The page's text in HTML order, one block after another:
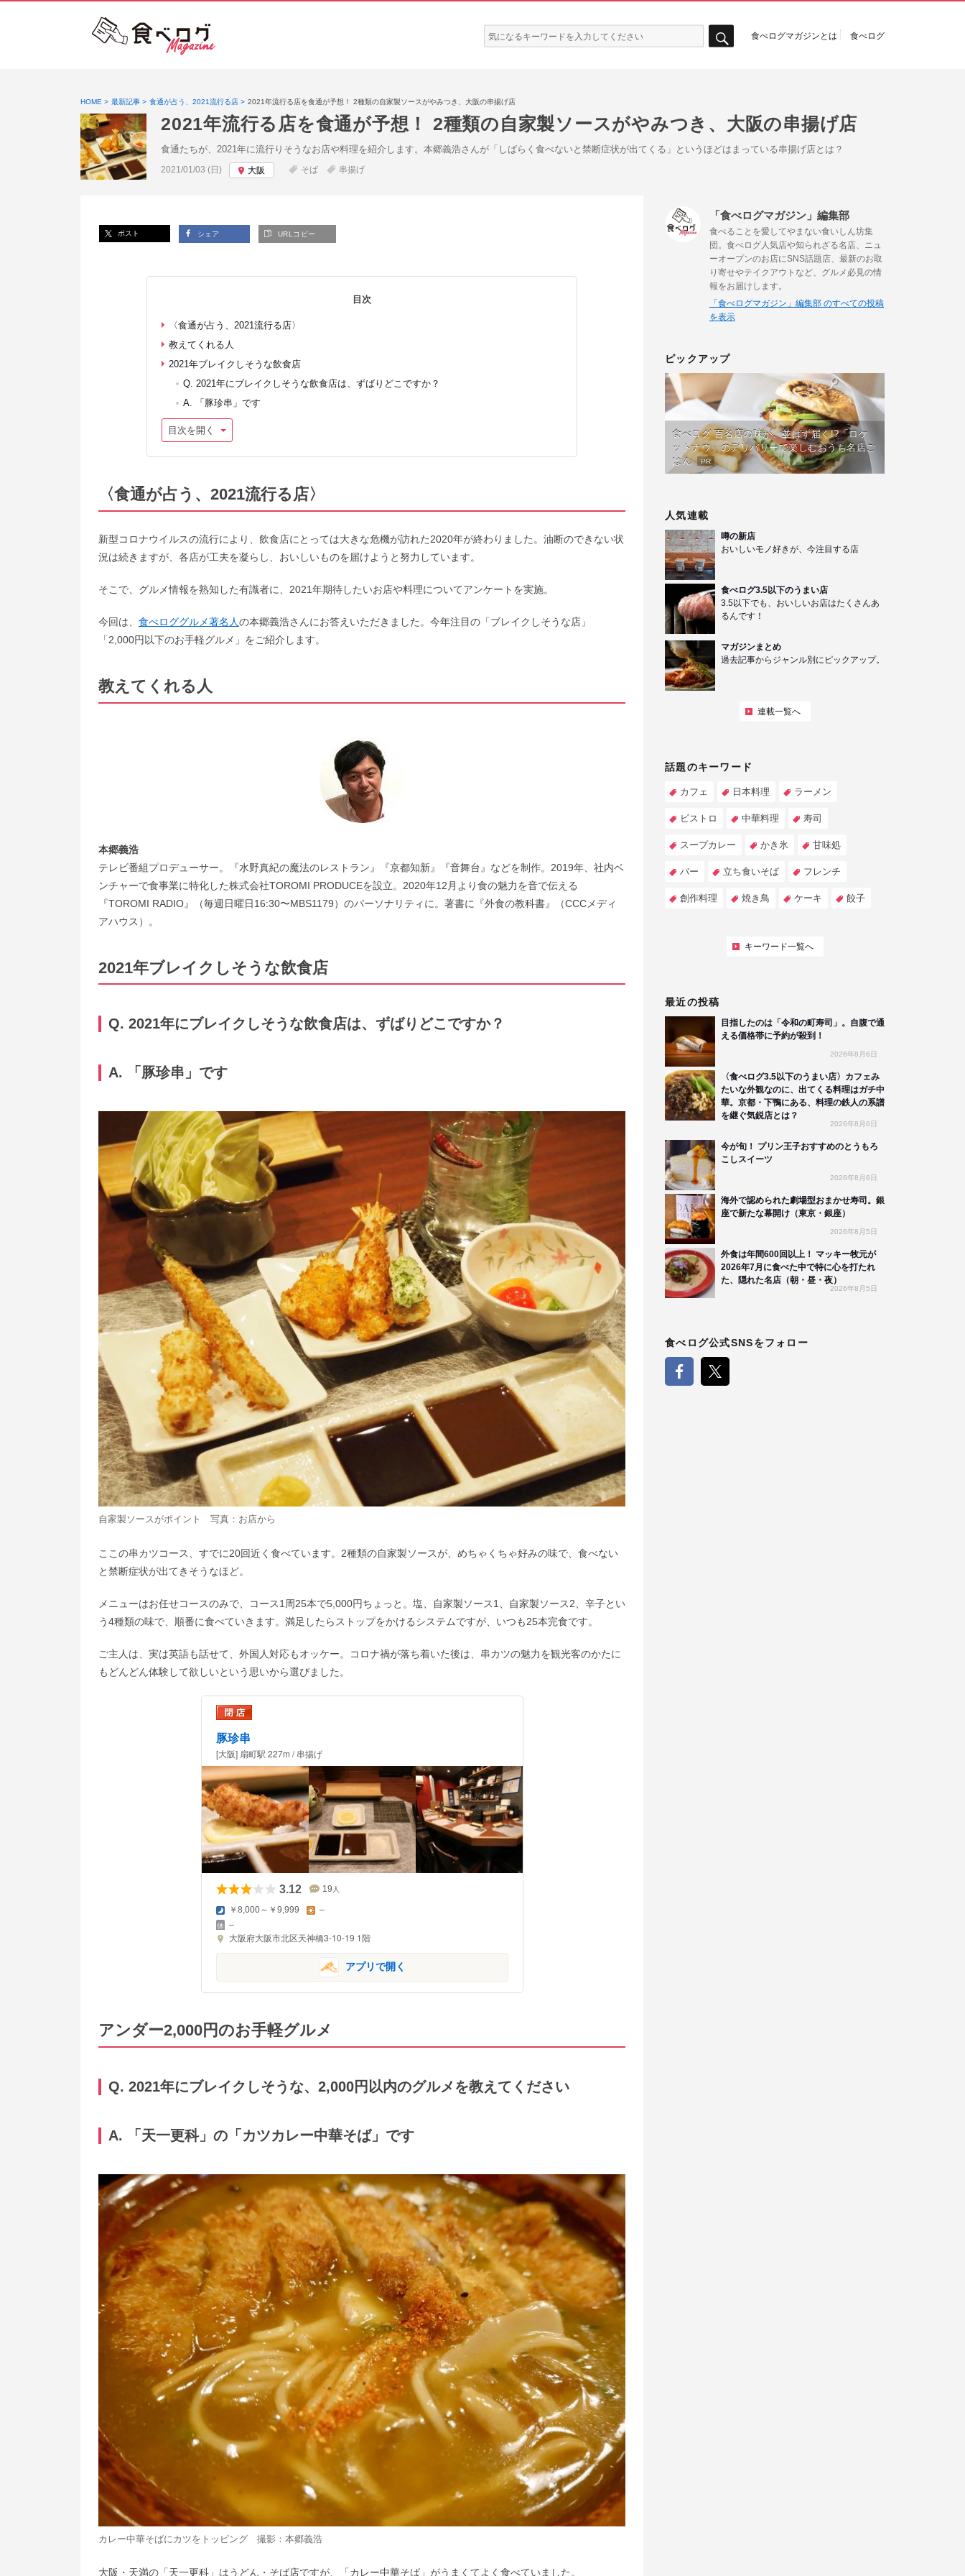
検
索:
食べログマガジンとは 食べログ
HOME 最新記事 食通が占う、2021流行る店 2021年流行る店を食通が予想！ 2種類の自家製ソースがやみつき、大阪の串揚げ店
2021年流行る店を食通が予想！ 2種類の自家製ソースがやみつき、大阪の串揚げ店
食通たちが、2021年に流行りそうなお店や料理を紹介します。本郷義浩さんが「しばらく食べないと禁断症状が出てくる」というほどはまっている串揚げ店とは？
投稿日:
2021/01/03 (日) 大阪 そば 串揚げ
ポスト シェア URLコピー
目次
〈食通が占う、2021流行る店〉
教えてくれる人
2021年ブレイクしそうな飲食店
Q. 2021年にブレイクしそうな飲食店は、ずばりどこですか？
A. 「豚珍串」です
目次を開く
〈食通が占う、2021流行る店〉
新型コロナウイルスの流行により、飲食店にとっては大きな危機が訪れた2020年が終わりました。油断のできない状
況は続きますが、各店が工夫を凝らし、おいしいものを届けようと努力しています。
そこで、グルメ情報を熟知した有識者に、2021年期待したいお店や料理についてアンケートを実施。
今回は、 食べロググルメ著名人の本郷義浩さんにお答えいただきました。今年注目の「ブレイクしそうな店」
「2,000円以下のお手軽グルメ」をご紹介します。
教えてくれる人
本郷義浩
テレビ番組プロデューサー。『水野真紀の魔法のレストラン』『京都知新』『音舞台』などを制作。2019年、社内ベ
ンチャーで食事業に特化した株式会社TOROMI PRODUCEを設立。2020年12月より食の魅力を音で伝える
『TOROMI RADIO』（毎週日曜日16:30〜MBS1179）のパーソナリティに。著書に『外食の教科書』（CCCメディ
アハウス）。
2021年ブレイクしそうな飲食店
Q. 2021年にブレイクしそうな飲食店は、ずばりどこですか？
A. 「豚珍串」です
自家製ソースがポイント 写真：お店から
ここの串カツコース、すでに20回近く食べています。2種類の自家製ソースが、めちゃくちゃ好みの味で、食べない
と禁断症状が出てきそうなほど。
メニューはお任せコースのみで、コース1周25本で5,000円ちょっと。塩、自家製ソース1、自家製ソース2、辛子とい
う4種類の味で、順番に食べていきます。満足したらストップをかけるシステムですが、いつも25本完食です。
ご主人は、実は英語も話せて、外国人対応もオッケー。コロナ禍が落ち着いた後は、串カツの魅力を観光客のかたに
もどんどん体験して欲しいという思いから選びました。
豚珍串
[大阪] 扇町駅 227m / 串揚げ
3.12 19 人
￥8,000～￥9,999 –
–
大阪府大阪市北区天神橋3-10-19 1階
アプリで開く
アンダー2,000円のお手軽グルメ
Q. 2021年にブレイクしそうな、2,000円以内のグルメを教えてください
A. 「天一更科」の「カツカレー中華そば」です
カレー中華そばにカツをトッピング 撮影：本郷義浩
大阪・天満の「天一更科」はうどん・そば店ですが、「カレー中華そば」がうまくてよく食べていました。
「食べログマガジン」編集部
食べることを愛してやまない食いしん坊集
団。食べログ人気店や知られざる名店、ニュ
ーオープンのお店にSNS話題店、最新のお取
り寄せやテイクアウトなど、グルメ必見の情
報をお届けします。
「食べログマガジン」編集部 のすべての投稿
を表示
ピックアップ
食べログ 百名店の味が、並ばず届く!?「ロケ
ットナウ」のデリバリーで楽しむおうち名店ご
はん
PR
人気連載
噂の新店
おいしいモノ好きが、今注目する店
食べログ3.5以下のうまい店
3.5以下でも、おいしいお店はたくさんあ
るんです！
マガジンまとめ
過去記事からジャンル別にピックアップ。
連載一覧へ
話題のキーワード
カフェ 日本料理 ラーメン
ビストロ 中華料理 寿司
スープカレー かき氷 甘味処
バー 立ち食いそば フレンチ
創作料理 焼き鳥 ケーキ 餃子
キーワード一覧へ
最近の投稿
目指したのは「令和の町寿司」。自腹で通
える価格帯に予約が殺到！
2026年8月6日
〈食べログ3.5以下のうまい店〉カフェみ
たいな外観なのに、出てくる料理はガチ中
華。京都・下鴨にある、料理の鉄人の系譜
を継ぐ気鋭店とは？
2026年8月6日
今が旬！ プリン王子おすすめのとうもろ
こしスイーツ
2026年8月6日
海外で認められた劇場型おまかせ寿司。銀
座で新たな幕開け（東京・銀座）
2026年8月5日
外食は年間600回以上！ マッキー牧元が
2026年7月に食べた中で特に心を打たれ
た、隠れた名店（朝・昼・夜）
2026年8月5日
食べログ公式SNSをフォロー